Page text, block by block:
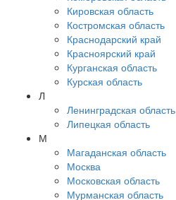
Кировская область
Костромская область
Краснодарский край
Красноярский край
Курганская область
Курская область
Л
Ленинградская область
Липецкая область
М
Магаданская область
Москва
Московская область
Мурманская область